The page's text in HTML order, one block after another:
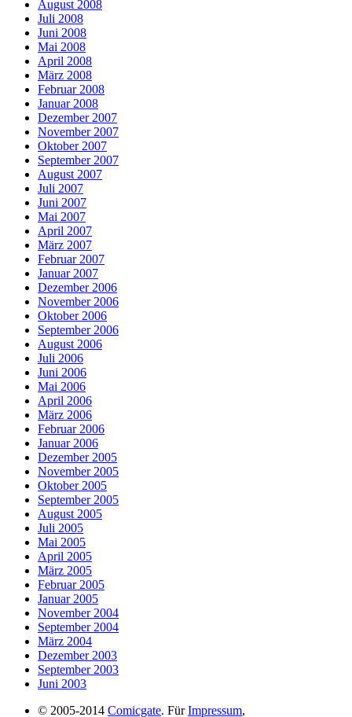
August 2008
Juli 2008
Juni 2008
Mai 2008
April 2008
März 2008
Februar 2008
Januar 2008
Dezember 2007
November 2007
Oktober 2007
September 2007
August 2007
Juli 2007
Juni 2007
Mai 2007
April 2007
März 2007
Februar 2007
Januar 2007
Dezember 2006
November 2006
Oktober 2006
September 2006
August 2006
Juli 2006
Juni 2006
Mai 2006
April 2006
März 2006
Februar 2006
Januar 2006
Dezember 2005
November 2005
Oktober 2005
September 2005
August 2005
Juli 2005
Mai 2005
April 2005
März 2005
Februar 2005
Januar 2005
November 2004
September 2004
März 2004
Dezember 2003
September 2003
Juni 2003
© 2005-2014 Comicgate. FürImpressum,